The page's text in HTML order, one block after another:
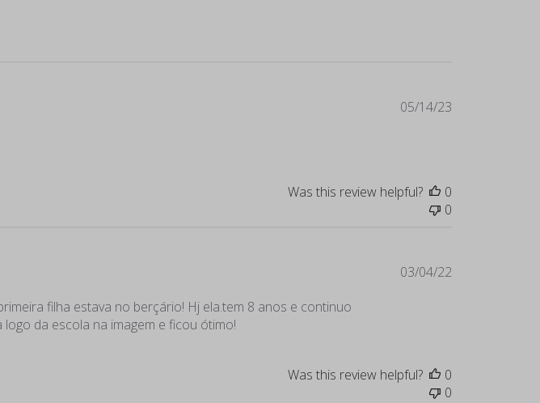
Published
05/14/23
Was this review helpful?
0
0
filha estava no berçário! Hj ela.tem 8 anos e continuo
da escola na imagem e ficou ótimo!
Published
03/04/22
Was this review helpful?
0
0